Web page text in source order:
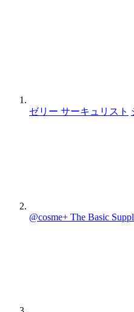
ゼリー サーキュリスト
@cosme+ The Basic